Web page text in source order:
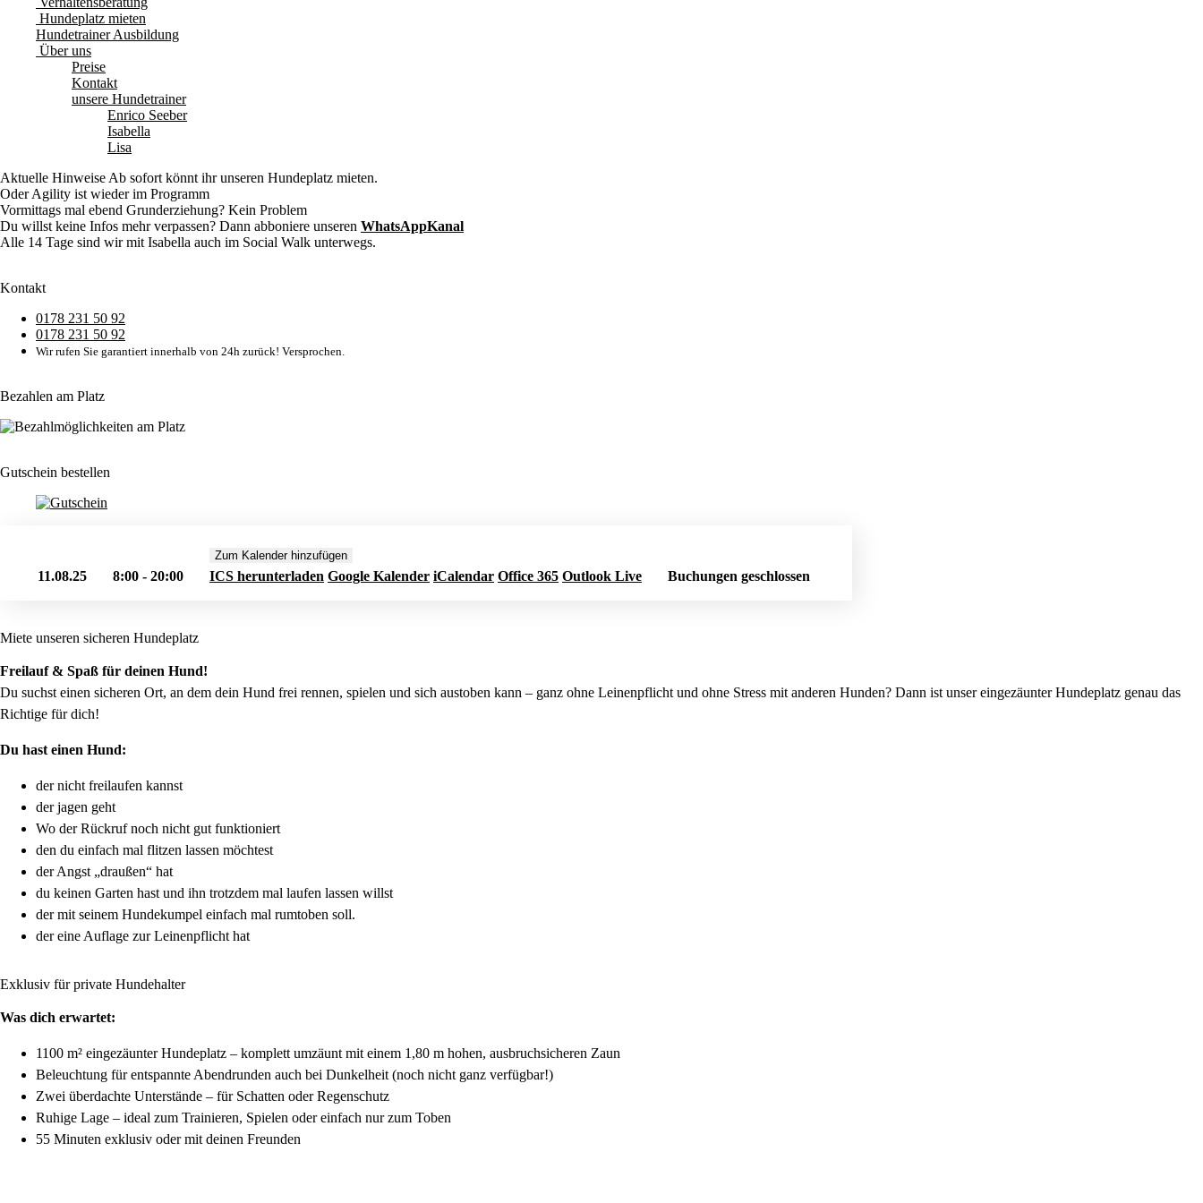
Hundeplatz mieten
Hundetrainer Ausbildung
Über uns
Preise
Kontakt
unsere Hundetrainer
Enrico Seeber
Isabella
Lisa
Aktuelle Hinweise Ab sofort könnt ihr unseren Hundeplatz mieten.
Oder Agility ist wieder im Programm
Vormittags mal ebend Grunderziehung? Kein Problem
Du willst keine Infos mehr verpassen? Dann abboniere unseren WhatsAppKanal
Alle 14 Tage sind wir mit Isabella auch im Social Walk unterwegs.
Kontakt
0178 231 50 92
0178 231 50 92
Wir rufen Sie garantiert innerhalb von 24h zurück! Versprochen.
Bezahlen am Platz
Gutschein bestellen
11.08.25 8:00 - 20:00
Zum Kalender hinzufügen
ICS herunterladen Google Kalender iCalendar Office 365 Outlook Live Buchungen geschlossen
Miete unseren sicheren Hundeplatz
Freilauf & Spaß für deinen Hund!
Du suchst einen sicheren Ort, an dem dein Hund frei rennen, spielen und sich austoben kann – ganz ohne Leinenpflicht und ohne Stress mit anderen Hunden? Dann ist unser eingezäunter Hundeplatz genau das
Richtige für dich!
Du hast einen Hund:
der nicht freilaufen kannst
der jagen geht
Wo der Rückruf noch nicht gut funktioniert
den du einfach mal flitzen lassen möchtest
der Angst „draußen“ hat
du keinen Garten hast und ihn trotzdem mal laufen lassen willst
der mit seinem Hundekumpel einfach mal rumtoben soll.
der eine Auflage zur Leinenpflicht hat
Exklusiv für private Hundehalter
Was dich erwartet:
1100 m² eingezäunter Hundeplatz – komplett umzäunt mit einem 1,80 m hohen, ausbruchsicheren Zaun
Beleuchtung für entspannte Abendrunden auch bei Dunkelheit (noch nicht ganz verfügbar!)
Zwei überdachte Unterstände – für Schatten oder Regenschutz
Ruhige Lage – ideal zum Trainieren, Spielen oder einfach nur zum Toben
55 Minuten exklusiv oder mit deinen Freunden